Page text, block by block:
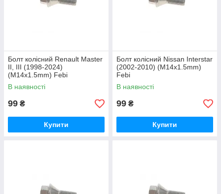
Болт колісний Renault Master
II, III (1998-2024)
(M14x1.5mm) Febi
В наявності
99 ₴
Купити
Болт колісний Nissan Interstar
(2002-2010) (M14x1.5mm)
Febi
В наявності
99 ₴
Купити